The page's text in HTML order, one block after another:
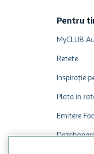
Pentru
MyCLUB
Retete
Inspirație
Plata in
Emitere